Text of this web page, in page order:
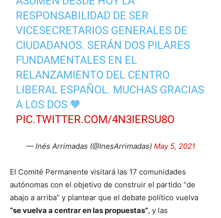
RESPONSABILIDAD DE SER
VICESECRETARIOS GENERALES DE
CIUDADANOS. SERÁN DOS PILARES
FUNDAMENTALES EN EL
RELANZAMIENTO DEL CENTRO
LIBERAL ESPAÑOL. MUCHAS GRACIAS
A LOS DOS 🧡
PIC.TWITTER.COM/4N3IERSU8O
— Inés Arrimadas (@InesArrimadas) May 5, 2021
El Comité Permanente visitará las 17 comunidades
autónomas con el objetivo de construir el partido “de
abajo a arriba” y plantear que el debate político vuelva
“se vuelva a centrar en las propuestas”, y las